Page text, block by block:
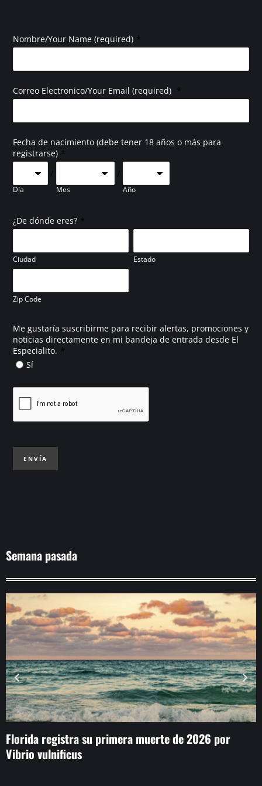
Nombre/Your Name (required) *
Correo Electronico/Your Email (required) *
Fecha de nacimiento (debe tener 18 años o más para
registrarse) *
Día
/
Mes
/
Año
¿De dónde eres? *
Ciudad Estado
Zip Code
Me gustaría suscribirme para recibir alertas, promociones y
noticias directamente en mi bandeja de entrada desde El
Especialito. *
Sí
ENVÍA
Semana pasada
Florida registra su primera muerte de 2026 por
Vibrio vulnificus